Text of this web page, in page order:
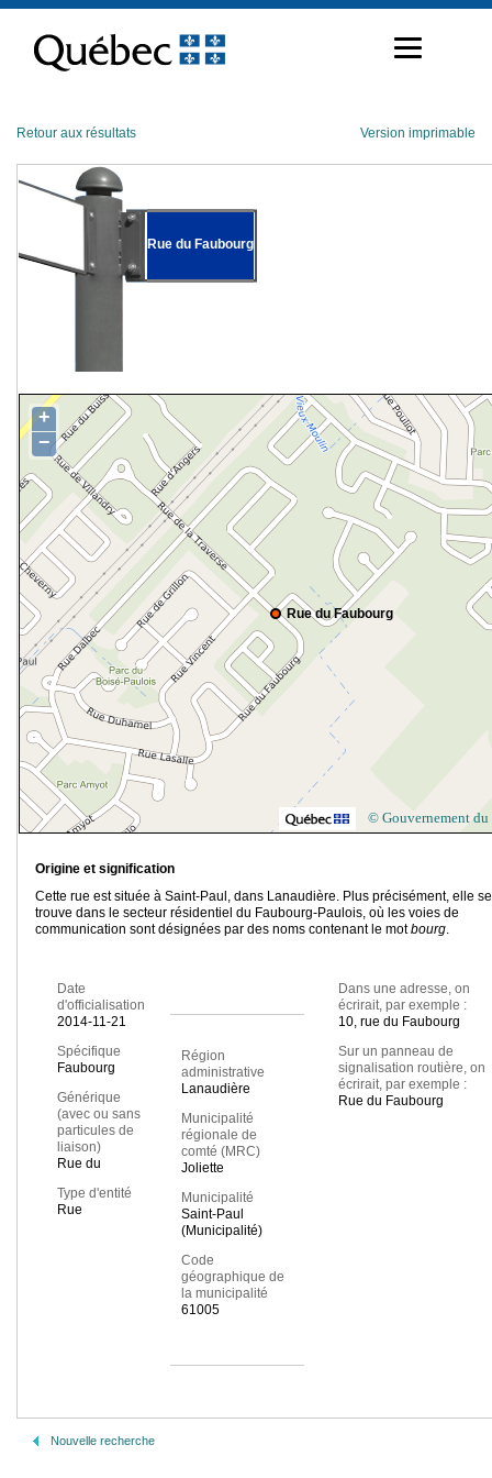
contenu
Retour aux résultats Version imprimable
Rue du Faubourg
Rue du Faubourg
+
−
© Gouvernement du
Origine et signification
Cette rue est située à Saint-Paul, dans Lanaudière. Plus précisément, elle se
trouve dans le secteur résidentiel du Faubourg-Paulois, où les voies de
communication sont désignées par des noms contenant le motbourg.
Date
d'officialisation
2014-11-21
Spécifique
Faubourg
Générique
(avec ou sans
particules de
liaison)
Rue du
Type d'entité
Rue
Région
administrative
Lanaudière
Municipalité
régionale de
comté (MRC)
Joliette
Municipalité
Saint-Paul
(Municipalité)
Code
géographique de
la municipalité
61005
Dans une adresse, on
écrirait, par exemple :
10, rue du Faubourg
Sur un panneau de
signalisation routière, on
écrirait, par exemple :
Rue du Faubourg
Nouvelle recherche